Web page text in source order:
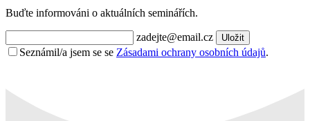
Buďte informováni o aktuálních seminářích.
zadejte@email.cz Uložit
Seznámil/a jsem se se Zásadami ochrany osobních údajů.